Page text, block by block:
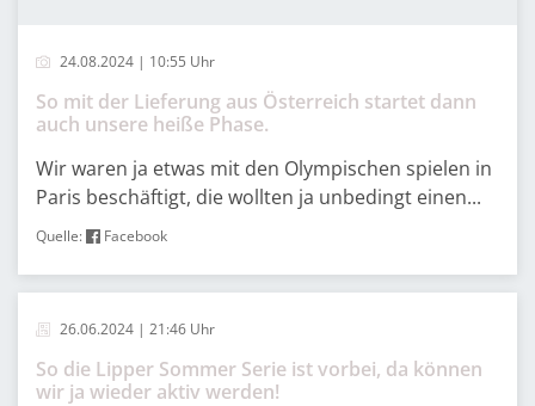
24.08.2024 | 10:55 Uhr
So mit der Lieferung aus Österreich startet dann
auch unsere heiße Phase.
Wir waren ja etwas mit den Olympischen spielen in
Paris beschäftigt, die wollten ja unbedingt einen...
Quelle: Facebook
26.06.2024 | 21:46 Uhr
So die Lipper Sommer Serie ist vorbei, da können
wir ja wieder aktiv werden!